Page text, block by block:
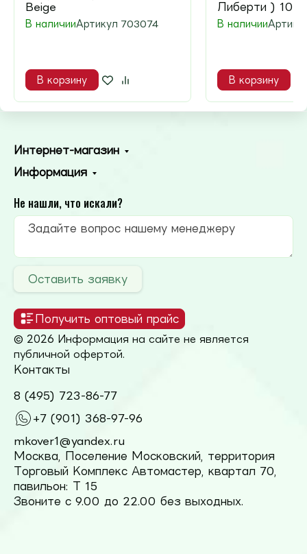
Beige
В наличииАртикул 703074
В корзину
Либерти )
В наличии
В корзину
Интернет-магазин
Информация
Не нашли, что искали?
Оставить заявку
Получить оптовый прайс
© 2026 Информация на сайте не является
публичной офертой.
Контакты
8 (495) 723-86-77
+7 (901) 368-97-96
mkover1@yandex.ru
Москва, Поселение Московский, территория
Торговый Комплекс Автомастер, квартал 70,
павильон: Т 15
Звоните с 9.00 до 22.00 без выходных.